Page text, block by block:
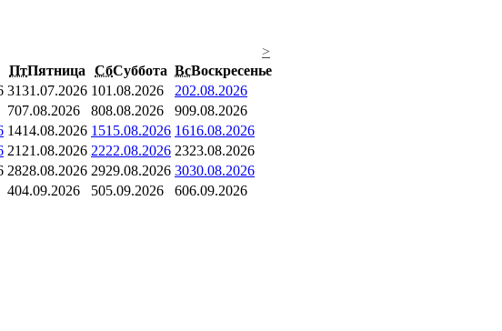
>
ПтПятница СбСуббота ВсВоскресенье
3131.07.2026 101.08.2026 202.08.2026
707.08.2026 808.08.2026 909.08.2026
1414.08.2026 1515.08.2026 1616.08.2026
21 21.08.2026 2222.08.2026 2323.08.2026
2828.08.2026 2929.08.2026 3030.08.2026
404.09.2026 505.09.2026 606.09.2026